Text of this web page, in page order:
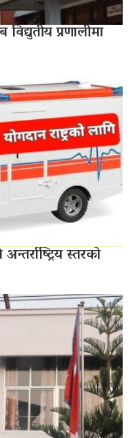
प्रणालीमा
स्तरको